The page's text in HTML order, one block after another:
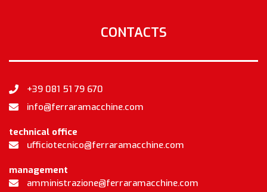
CONTACTS
+39 081 51 79 670
info@ferraramacchine.com
technical office
ufficiotecnico@ferraramacchine.com
management
amministrazione@ferraramacchine.com